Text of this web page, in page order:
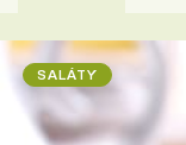
SALÁTY